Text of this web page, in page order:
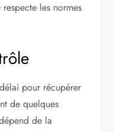
les normes
pour récupérer
de quelques
de la